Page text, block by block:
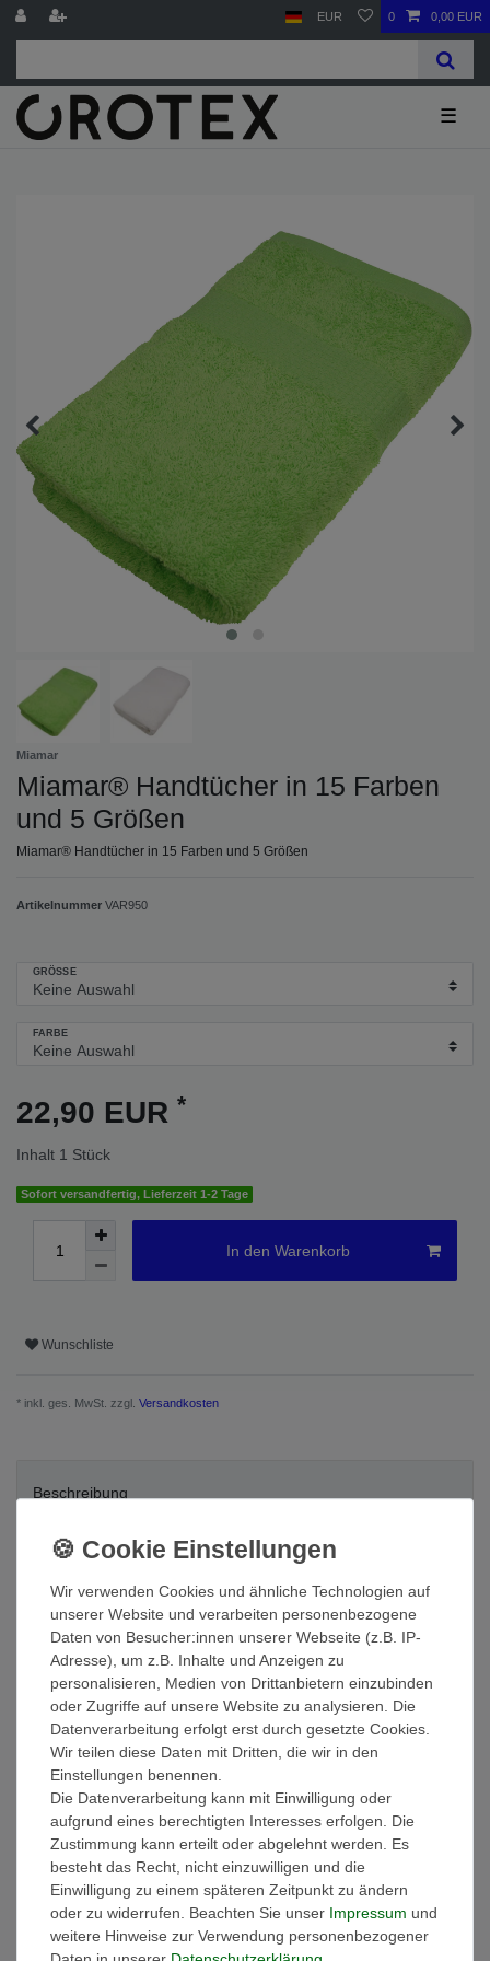
EUR 0 0,00 EUR
☰
Miamar
Miamar® Handtücher in 15 Farben
und 5 Größen
Miamar® Handtücher in 15 Farben und 5 Größen
Artikelnummer VAR950
GRÖSSE
FARBE
22,90 EUR *
Inhalt 1 Stück
Sofort versandfertig, Lieferzeit 1-2 Tage
In den Warenkorb
Wunschliste
* inkl. ges. MwSt. zzgl. Versandkosten
Beschreibung
Weitere Details
EU-Verantwortlicher
Hersteller
Die Handtücher gibt es in 15 modernen Farben
Die Handtücher sind besonders flauschig saugstark. Da sie auch
sehr schnell trocknen kann man sie nur als erstklassig
bezeichnen – ein Muss für jedes Bad. Die Frottierwäsche besticht
durch höchste Langlebigkeit. Die Handtücher sind waschbar bis
95 °C (Buntwäsche bis 60 °C Weißwäsche bis 95 °C).
Die dauerhafte stabile Form zeichnet das Handtuch ebenso aus
wie die Bordüre die sich beim waschen nicht zusammenzieht -
Wir verwenden Cookies und ähnliche Technologien auf
unserer Website und verarbeiten personenbezogene
Daten von Besucher:innen unserer Webseite (z.B. IP-
Adresse), um z.B. Inhalte und Anzeigen zu
personalisieren, Medien von Drittanbietern einzubinden
oder Zugriffe auf unsere Website zu analysieren. Die
Datenverarbeitung erfolgt erst durch gesetzte Cookies.
Wir teilen diese Daten mit Dritten, die wir in den
Einstellungen benennen.
Die Datenverarbeitung kann mit Einwilligung oder
aufgrund eines berechtigten Interesses erfolgen. Die
Zustimmung kann erteilt oder abgelehnt werden. Es
besteht das Recht, nicht einzuwilligen und die
Einwilligung zu einem späteren Zeitpunkt zu ändern
oder zu widerrufen. Beachten Sie unser Impressum und
weitere Hinweise zur Verwendung personenbezogener